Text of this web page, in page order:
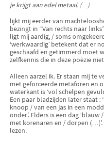
je krijgt aan edel metaal. (…)
lijkt mij eerder van
bezingt in “Van rechts naar
ligt mij aardig, / soms
‘werkwaardig’ betekent dat er
geschaafd en getimmerd moet
zelfkennis die in deze poëzie
Alleen aarzel ik. Er staan mij te
met geforceerde metaforen en
waterkant is ‘vol schelpen
Een paar bladzijden later staat :
knoop / van een jas in een
onder’. Elders is een dag
met korenaren en / dorpen
lezen.